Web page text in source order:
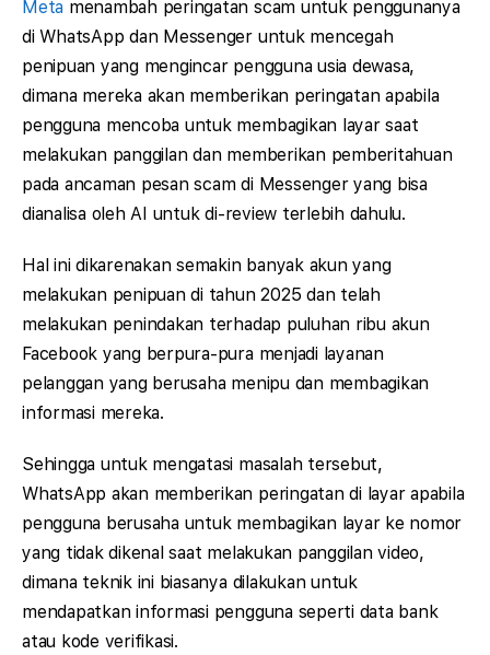
Meta menambah peringatan scam untuk penggunanya
di WhatsApp dan Messenger untuk mencegah
penipuan yang mengincar pengguna usia dewasa,
dimana mereka akan memberikan peringatan apabila
pengguna mencoba untuk membagikan layar saat
melakukan panggilan dan memberikan pemberitahuan
pada ancaman pesan scam di Messenger yang bisa
dianalisa oleh AI untuk di-review terlebih dahulu.
Hal ini dikarenakan semakin banyak akun yang
melakukan penipuan di tahun 2025 dan telah
melakukan penindakan terhadap puluhan ribu akun
Facebook yang berpura-pura menjadi layanan
pelanggan yang berusaha menipu dan membagikan
informasi mereka.
Sehingga untuk mengatasi masalah tersebut,
WhatsApp akan memberikan peringatan di layar apabila
pengguna berusaha untuk membagikan layar ke nomor
yang tidak dikenal saat melakukan panggilan video,
dimana teknik ini biasanya dilakukan untuk
mendapatkan informasi pengguna seperti data bank
atau kode verifikasi.